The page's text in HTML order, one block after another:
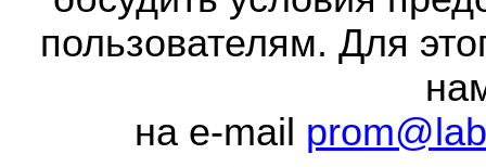
пользователям. Для
на e-mail